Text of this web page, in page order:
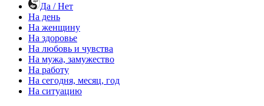
Да / Нет
На день
На женщину
На здоровье
На любовь и чувства
На мужа, замужество
На работу
На сегодня, месяц, год
На ситуацию